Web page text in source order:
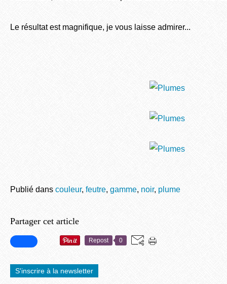
Le résultat est magnifique, je vous laisse admirer...
Publié dans couleur, feutre, gamme, noir, plume
Partager cet article
Repost 0
S'inscrire à la newsletter